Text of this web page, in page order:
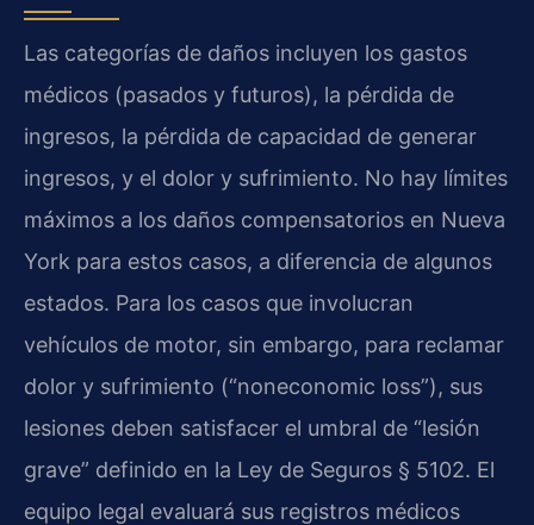
Las categorías de daños incluyen los gastos
médicos (pasados y futuros), la pérdida de
ingresos, la pérdida de capacidad de generar
ingresos, y el dolor y sufrimiento. No hay límites
máximos a los daños compensatorios en Nueva
York para estos casos, a diferencia de algunos
estados. Para los casos que involucran
vehículos de motor, sin embargo, para reclamar
dolor y sufrimiento (“noneconomic loss”), sus
lesiones deben satisfacer el umbral de “lesión
grave” definido en la Ley de Seguros § 5102. El
equipo legal evaluará sus registros médicos